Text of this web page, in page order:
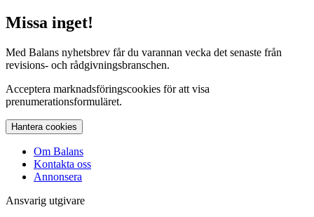
Missa inget!
Med Balans nyhetsbrev får du varannan vecka det senaste från
revisions- och rådgivningsbranschen.
Acceptera marknadsföringscookies för att visa
prenumerationsformuläret.
Hantera cookies
Om Balans
Kontakta oss
Annonsera
Ansvarig utgivare